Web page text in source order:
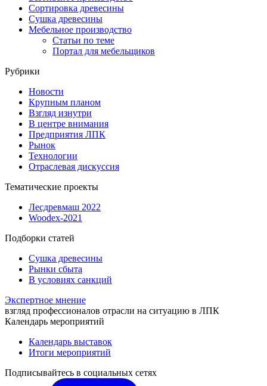
Сортировка древесины
Сушка древесины
Мебельное производство
Статьи по теме
Портал для мебельщиков
Рубрики
Новости
Крупным планом
Взгляд изнутри
В центре внимания
Предприятия ЛПК
Рынок
Технологии
Отраслевая дискуссия
Тематические проекты
Лесдревмаш 2022
Woodex-2021
Подборки статей
Сушка древесины
Рынки сбыта
В условиях санкций
Экспертное мнение
взгляд профессионалов отрасли на ситуацию в ЛПК
Календарь мероприятий
Календарь выставок
Итоги мероприятий
Подписывайтесь в социальных сетях